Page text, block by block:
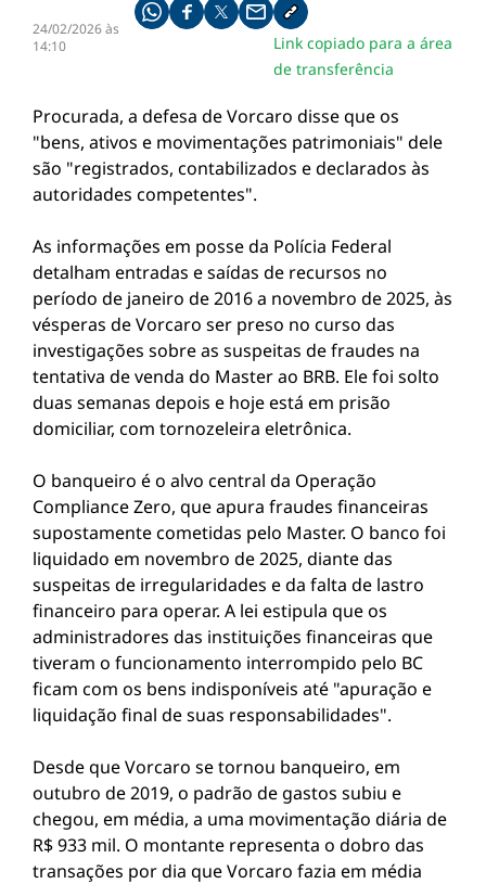
24/02/2026 às
14:10
Compartilhe pelo whatsapp
Compartilhar no facebook
Compartilhar no twitter
Compartilhe pelo email
Copiar link da notícia
Link copiado para a área
de transferência
Procurada, a defesa de Vorcaro disse que os
"bens, ativos e movimentações patrimoniais" dele
são "registrados, contabilizados e declarados às
autoridades competentes".
As informações em posse da Polícia Federal
detalham entradas e saídas de recursos no
período de janeiro de 2016 a novembro de 2025, às
vésperas de Vorcaro ser preso no curso das
investigações sobre as suspeitas de fraudes na
tentativa de venda do Master ao BRB. Ele foi solto
duas semanas depois e hoje está em prisão
domiciliar, com tornozeleira eletrônica.
O banqueiro é o alvo central da Operação
Compliance Zero, que apura fraudes financeiras
supostamente cometidas pelo Master. O banco foi
liquidado em novembro de 2025, diante das
suspeitas de irregularidades e da falta de lastro
financeiro para operar. A lei estipula que os
administradores das instituições financeiras que
tiveram o funcionamento interrompido pelo BC
ficam com os bens indisponíveis até "apuração e
liquidação final de suas responsabilidades".
Desde que Vorcaro se tornou banqueiro, em
outubro de 2019, o padrão de gastos subiu e
chegou, em média, a uma movimentação diária de
R$ 933 mil. O montante representa o dobro das
transações por dia que Vorcaro fazia em média